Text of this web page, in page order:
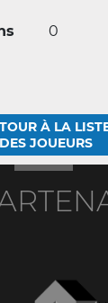
0
À LA
DES JOUEURS